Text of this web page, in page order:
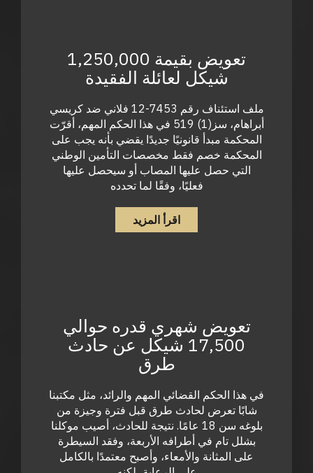
تعويض بقيمة 1,250,000
شيكل لعائلة الفقيدة
ملف استئناف رقم 7453-12 فلاني ضد كريسي
أبراهام، سز(1) 519 في هذا الحكم المهم، أقرّت
المحكمة مبدأ قانونيًا جديدًا يقضي بأنه يجب على
المحكمة خصم فقط مخصصات التأمين الوطني
التي حصل عليها المصاب أو سيحصل عليها
فعليًا، وفقًا لما تحدده
اقرأ المزيد
تعويض شهري قدره حوالي
17,500 شيكل عن حادث
طرق
في هذا الحكم القضائي المهم والرائد، مثل مكتبنا
شابًا تعرض لحادث طرق قبل فترة وجيزة من
بلوغه سن 18 عامًا. نتيجة للحادث، أصيب موكلنا
بشلل تام في أطرافه الأربعة، وفقد السيطرة
على المثانة والأمعاء، وأصبح معتمدًا بالكامل